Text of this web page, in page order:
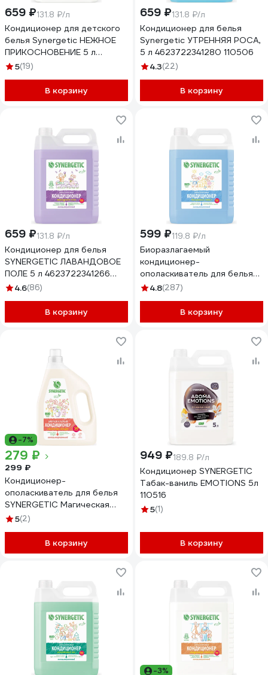
659 ₽131.8 ₽/л
Кондиционер для детского
белья Synergetic НЕЖНОЕ
ПРИКОСНОВЕНИЕ 5 л
4623722258267 110502
5(19)
В корзину
659 ₽131.8 ₽/л
Кондиционер для белья
Synergetic УТРЕННЯЯ РОСА,
5 л 4623722341280 110506
4.3(22)
В корзину
659 ₽131.8 ₽/л
Кондиционер для белья
SYNERGETIC ЛАВАНДОВОЕ
ПОЛЕ 5 л 4623722341266
110504
4.6(86)
В корзину
599 ₽119.8 ₽/л
Биоразлагаемый
кондиционер-
ополаскиватель для белья
SYNERGETIC Бескрайний
4.8(287)
В корзину
-7%
279 ₽
299 ₽
Кондиционер-
ополаскиватель для белья
SYNERGETIC Магическая
орхидея гипоаллергенный,
стирок 110456
5(2)
В корзину
949 ₽189.8 ₽/л
Кондиционер SYNERGETIC
Табак-ваниль EMOTIONS 5л
110516
5(1)
В корзину
-3%